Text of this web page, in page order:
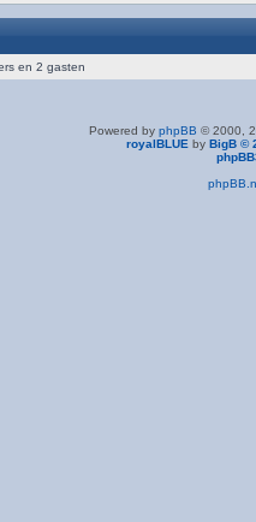
en 2 gasten
Powered by phpBB © 2000,
royalBLUE by BigB ©